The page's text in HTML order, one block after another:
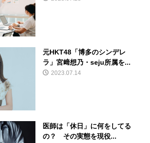
元HKT48「博多のシンデレ
ラ」宮﨑想乃・seju所属を...
2023.07.14
医師は「休日」に何をしてる
の？ その実態を現役...